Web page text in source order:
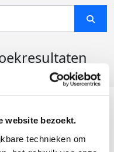
website bezoekt.
technieken om